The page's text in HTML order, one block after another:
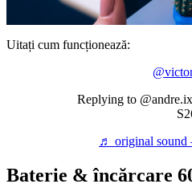
Uitați cum funcționează:
Replying to
♬ original sound
Baterie & încărcare